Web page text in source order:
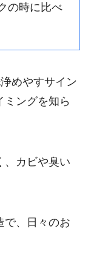
の時に比べ
めやすサイン
ミングを知ら
、カビや臭い
で、日々のお